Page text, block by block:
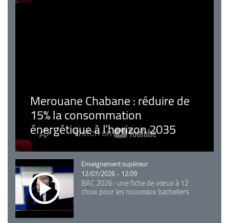
Merouane Chabane : réduire de
15% la consommation
énergétique à l’horizon 2035
Catégorie
Enseignement supérieur
12/07/2026 - 12:09
BAC 2026 : une fiche de vœux à 12
choix pour les nouveaux bacheliers